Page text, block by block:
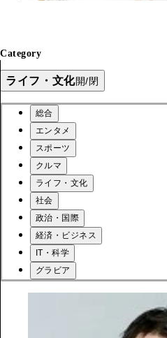
Category
ライフ・文化開/閉
総合
エンタメ
スポーツ
クルマ
ライフ・文化
社会
政治・国際
経済・ビジネス
IT・科学
グラビア